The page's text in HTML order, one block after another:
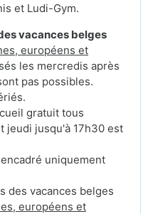
et Ludi-Gym.
vacances belges
européens et
les mercredis après
pas possibles.
gratuit tous
jeudi jusqu'à 17h30 est
uniquement
des vacances belges
européens et